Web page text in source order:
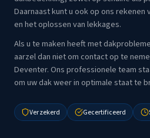
Daarnaast kunt u ook op ons rekenen
en het oplossen van lekkages.
Als u te maken heeft met
aarzel dan niet om contact op te
Deventer. Ons professionele team
om uw dak weer in optimale staat te
Verzekerd Gecertificeerd